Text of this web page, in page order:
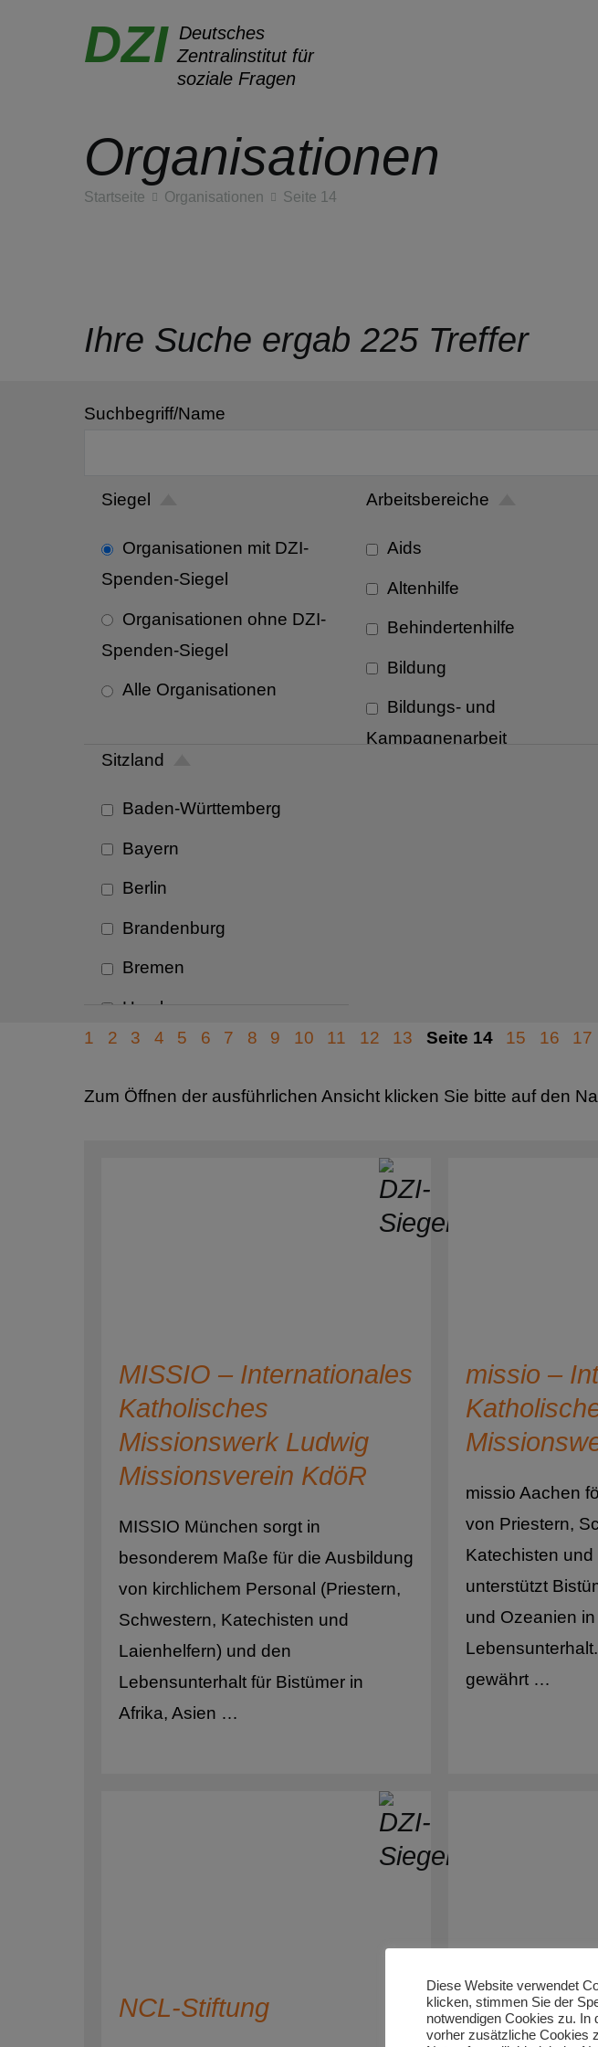
DZI Deutsches
Zentralinstitut für
soziale Fragen
Organisationen
Startseite Organisationen Seite 14
Ihre Suche ergab 225 Treffer
Suchbegriff/Name
Siegel
Organisationen mit DZI-
Spenden-Siegel
Organisationen ohne DZI-
Spenden-Siegel
Alle Organisationen
Arbeitsbereiche
Aids
Altenhilfe
Behindertenhilfe
Bildung
Bildungs- und
Kampagnenarbeit
Gesundheitshilfe
Kampagnen-, Bildungs-
Katastrophenhilfe
Kinder- und Jugendhilfe
Kinderpatenschaft
Rettungswesen
Tierschutz
Ukraine-Nothilfe
Völkerverständigung
Sitzland
Baden-Württemberg
Bayern
Berlin
Brandenburg
Bremen
Hamburg
Hessen
Mecklenburg-Vorpommern
Schleswig-Holstein
1 2 3 4 5 6 7 8 9 10 11 12 13 14 15 16 17
Zum Öffnen der ausführlichen Ansicht klicken Sie bitte auf den
MISSIO – Internationales
Katholisches
Missionswerk Ludwig
Missionsverein KdöR
MISSIO München sorgt in
besonderem Maße für die Ausbildung
von kirchlichem Personal (Priestern,
Schwestern, Katechisten und
Laienhelfern) und den
Lebensunterhalt für Bistümer in
Afrika, Asien …
missio –
missio Aachen
von Priestern,
Katechisten
unterstützt
und Ozeanien
gewährt …
NCL-Stiftung
NETZ
Diese Website verwendet
klicken, stimmen Sie der
notwendigen Cookies zu. In
vorher zusätzliche Cookies